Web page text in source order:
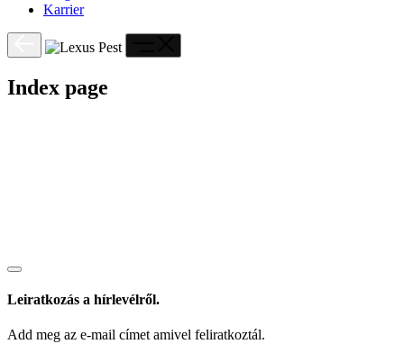
Karrier
Index page
Leiratkozás a hírlevélről.
Add meg az e-mail címet amivel feliratkoztál.